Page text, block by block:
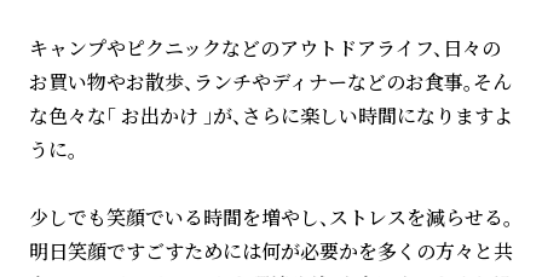
キャンプやピクニックなどのアウトドアライフ、日々の
お買い物やお散歩、ランチやディナーなどのお食事。そん
な色々な「 お出かけ 」が、さらに楽しい時間になりますよ
うに。
少しでも笑顔でいる時間を増やし、ストレスを減らせる。
明日笑顔ですごすためには何が必要かを多くの方々と共